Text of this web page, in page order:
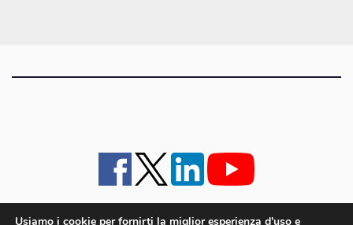
Usiamo i cookie per fornirti la miglior esperienza d'uso e